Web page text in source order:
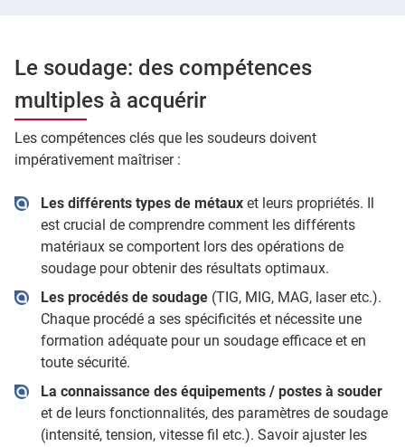
Le soudage: des compétences
multiples à acquérir
Les compétences clés que les soudeurs doivent
impérativement maîtriser :
Les différents types de métauxet leurs propriétés. Il
est crucial de comprendre comment les différents
matériaux se comportent lors des opérations de
soudage pour obtenir des résultats optimaux.
Les procédés de soudage(TIG, MIG, MAG, laser etc.).
Chaque procédé a ses spécificités et nécessite une
formation adéquate pour un soudage efficace et en
toute sécurité.
La connaissance des équipements / postes à souder
et de leurs fonctionnalités, des paramètres de soudage
(intensité, tension, vitesse fil etc.). Savoir ajuster les